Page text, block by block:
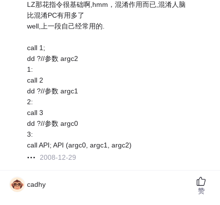
LZ那花指令很基础啊,hmm，混淆作用而已,混淆人脑
比混淆PC有用多了
well,上一段自己经常用的.
call 1;
dd ?//参数 argc2
1:
call 2
dd ?//参数 argc1
2:
call 3
dd ?//参数 argc0
3:
call API; API (argc0, argc1, argc2)
2008-12-29
cadhy
赞